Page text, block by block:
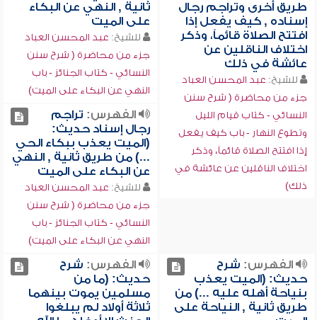
طريق أخرى وتراجم رجال
إسناده , كيف يفعل إذا
افتتح الصلاة قائماً، وذكر
اختلاف الناقلين عن
عائشة في ذلك
للشيخ: عبد المحسن العباد
جزء من محاضرة ( شرح سنن
النسائي - كتاب قيام الليل
وتطوع النهار - باب كيف يفعل
إذا افتتح الصلاة قائماً، وذكر
اختلاف الناقلين عن عائشة في
ذلك)
ثانية , النهي عن البكاء
على الميت
للشيخ: عبد المحسن العباد
جزء من محاضرة ( شرح سنن
النسائي - كتاب الجنائز - باب
النهي عن البكاء على الميت)
الفهرس: تراجم
رجال إسناد حديث:
(الميت يعذب ببكاء الحي
...) من طريق ثانية , النهي
عن البكاء على الميت
للشيخ: عبد المحسن العباد
جزء من محاضرة ( شرح سنن
النسائي - كتاب الجنائز - باب
النهي عن البكاء على الميت)
الفهرس: شرح
حديث: (الميت يعذب
بنياحة أهله عليه ...) من
طريق ثانية , النياحة على
الفهرس: شرح
حديث: (ما من
مسلمين يموت بينهما
ثلاثة أولاد لم يبلغوا